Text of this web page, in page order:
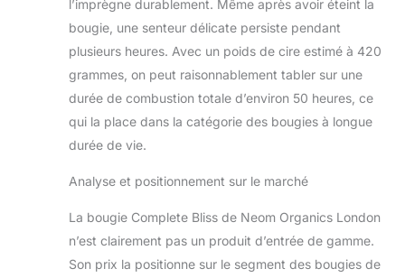
l’imprègne durablement. Même après avoir éteint la
bougie, une senteur délicate persiste pendant
plusieurs heures. Avec un poids de cire estimé à 420
grammes, on peut raisonnablement tabler sur une
durée de combustion totale d’environ 50 heures, ce
qui la place dans la catégorie des bougies à longue
durée de vie.
Analyse et positionnement sur le marché
La bougie Complete Bliss de Neom Organics London
n’est clairement pas un produit d’entrée de gamme.
Son prix la positionne sur le segment des bougies de